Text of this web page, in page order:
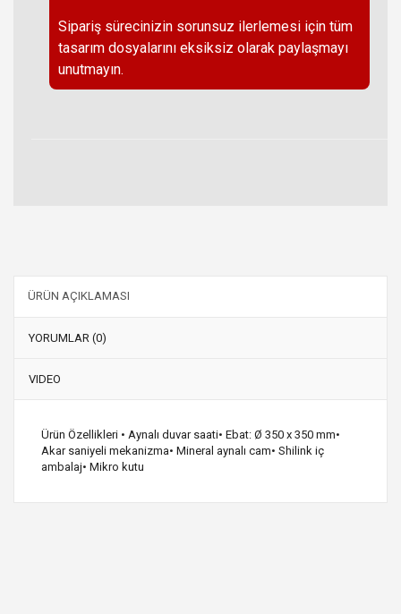
Sipariş sürecinizin sorunsuz ilerlemesi için tüm
tasarım dosyalarını eksiksiz olarak paylaşmayı
unutmayın.
ÜRÜN AÇIKLAMASI
YORUMLAR (0)
VIDEO
Ürün Özellikleri • Aynalı duvar saati• Ebat: Ø 350 x 350 mm•
Akar saniyeli mekanizma• Mineral aynalı cam• Shilink iç
ambalaj• Mikro kutu